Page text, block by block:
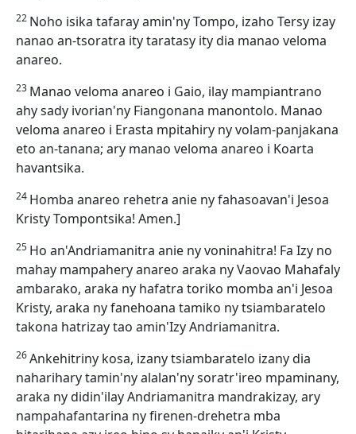
22 Noho isika tafaray amin'ny Tompo, izaho Tersy izay
nanao an-tsoratra ity taratasy ity dia manao veloma
anareo.
23 Manao veloma anareo i Gaio, ilay mampiantrano
ahy sady ivorian'ny Fiangonana manontolo. Manao
veloma anareo i Erasta mpitahiry ny volam-panjakana
eto an-tanana; ary manao veloma anareo i Koarta
havantsika.
24 Homba anareo rehetra anie ny fahasoavan'i Jesoa
Kristy Tompontsika! Amen.]
25 Ho an'Andriamanitra anie ny voninahitra! Fa Izy no
mahay mampahery anareo araka ny Vaovao Mahafaly
ambarako, araka ny hafatra toriko momba an'i Jesoa
Kristy, araka ny fanehoana tamiko ny tsiambaratelo
takona hatrizay tao amin'Izy Andriamanitra.
26Ankehitriny kosa, izany tsiambaratelo izany dia
naharihary tamin'ny alalan'ny soratr'ireo mpaminany,
araka ny didin'ilay Andriamanitra mandrakizay, ary
nampahafantarina ny firenen-drehetra mba